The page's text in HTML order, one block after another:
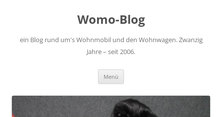
Womo-Blog
ein Blog rund um's Wohnmobil und den Wohnwagen. Zwanzig
Jahre – seit 2006.
Menü